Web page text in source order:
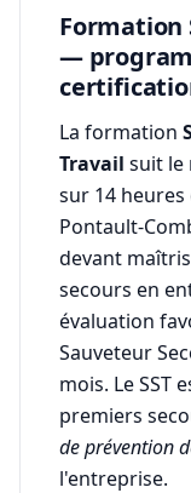
Formation
—
La formation
Travail suit le
sur 14 heures
Pontault-
devant
secours en
évaluation
Sauveteur
mois. Le SST
premiers
de prévention
l'entreprise.